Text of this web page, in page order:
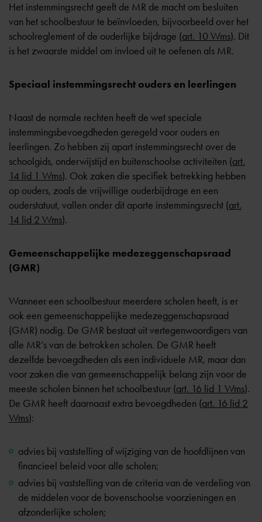
Het instemmingsrecht geeft de MR de macht om besluiten
van het schoolbestuur te beïnvloeden, bijvoorbeeld over het
schoolreglement of de ouderlijke bijdrage (art. 10 Wms). Dit
is het zwaarste middel om invloed uit te oefenen als MR.
Speciaal instemmingsrecht ouders en leerlingen
Naast de normale rechten heeft de wet speciale
instemmingsbevoegdheden geregeld voor ouders en
leerlingen. Zo hebben zij apart instemmingsrecht over de
schoolgids, onderwijstijd en buitenschoolse activiteiten (art.
14 lid 1 Wms). Ook zaken die specifiek betrekking hebben
op ouders, zoals de vrijwillige ouderbijdrage en een
ouderstatuut, vallen onder dit aparte instemmingsrecht (art.
14 lid 2 Wms).
Gemeenschappelijke medezeggenschapsraad
(GMR)
Wanneer een schoolbestuur meerdere scholen heeft, is er
ook een gemeenschappelijke medezeggenschapsraad
(GMR) nodig. De GMR bestaat uit vertegenwoordigers van
alle MR’s van de betrokken scholen. De GMR heeft
dezelfde bevoegdheden als een individuele MR, maar dan
voor zaken die van gemeenschappelijk belang zijn voor de
meeste scholen binnen het schoolbestuur (art. 16 lid 1 Wms).
De GMR heeft daarnaast extra bevoegdheden (art. 16 lid 2
Wms):
advies bij vaststelling of wijziging van de hoofdlijnen van
financieel beleid voor alle scholen;
advies bij vaststelling van de criteria van de verdeling van
de middelen voor de bovenschoolse voorzieningen en
afzonderlijke scholen;